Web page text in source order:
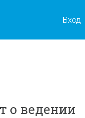
Вход
о ведении